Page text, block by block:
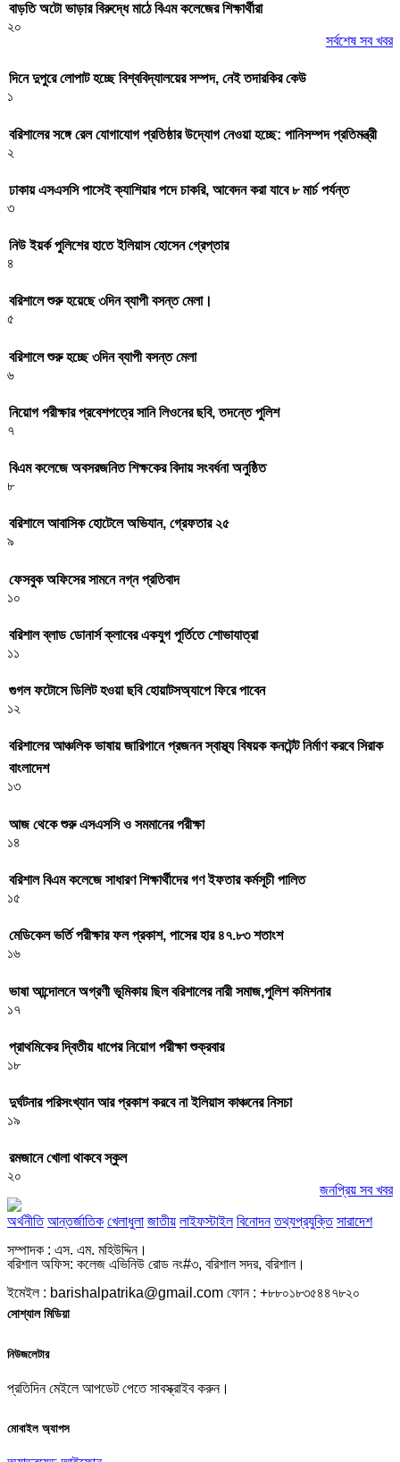
বাড়তি অটো ভাড়ার বিরুদ্ধে মাঠে বিএম কলেজের শিক্ষার্থীরা
২০
সর্বশেষ সব খবর
দিনে দুপুরে লোপাট হচ্ছে বিশ্ববিদ্যালয়ের সম্পদ, নেই তদারকির কেউ
১
বরিশালের সঙ্গে রেল যোগাযোগ প্রতিষ্ঠার উদ্যোগ নেওয়া হচ্ছে: পানিসম্পদ প্রতিমন্ত্রী
২
ঢাকায় এসএসসি পাসেই ক্যাশিয়ার পদে চাকরি, আবেদন করা যাবে ৮ মার্চ পর্যন্ত
৩
নিউ ইয়র্ক পুলিশের হাতে ইলিয়াস হোসেন গ্রেপ্তার
৪
বরিশালে শুরু হয়েছে ৩দিন ব্যাপী বসন্ত মেলা।
৫
বরিশালে শুরু হচ্ছে ৩দিন ব্যাপী বসন্ত মেলা
৬
নিয়োগ পরীক্ষার প্রবেশপত্রে সানি লিওনের ছবি, তদন্তে পুলিশ
৭
বিএম কলেজে অবসরজনিত শিক্ষকের বিদায় সংবর্ধনা অনুষ্ঠিত
৮
বরিশালে আবাসিক হোটেলে অভিযান, গ্রেফতার ২৫
৯
ফেসবুক অফিসের সামনে নগ্ন প্রতিবাদ
১০
বরিশাল ব্লাড ডোনার্স ক্লাবের একযুগ পূর্তিতে শোভাযাত্রা
১১
গুগল ফটোসে ডিলিট হওয়া ছবি হোয়াটসঅ্যাপে ফিরে পাবেন
১২
বরিশালের আঞ্চলিক ভাষায় জারিগানে প্রজনন স্বাস্থ্য বিষয়ক কনটেন্ট নির্মাণ করবে সিরাক
বাংলাদেশ
১৩
আজ থেকে শুরু এসএসসি ও সমমানের পরীক্ষা
১৪
বরিশাল বিএম কলেজে সাধারণ শিক্ষার্থীদের গণ ইফতার কর্মসূচী পালিত
১৫
মেডিকেল ভর্তি পরীক্ষার ফল প্রকাশ, পাসের হার ৪৭.৮৩ শতাংশ
১৬
ভাষা আন্দোলনে অগ্রণী ভূমিকায় ছিল বরিশালের নারী সমাজ,পুলিশ কমিশনার
১৭
প্রাথমিকের দ্বিতীয় ধাপের নিয়োগ পরীক্ষা শুক্রবার
১৮
দুর্ঘটনার পরিসংখ্যান আর প্রকাশ করবে না ইলিয়াস কাঞ্চনের নিসচা
১৯
রমজানে খোলা থাকবে স্কুল
২০
জনপ্রিয় সব খবর
অর্থনীতি আন্তর্জাতিক খেলাধুলা জাতীয় লাইফস্টাইল বিনোদন তথ্যপ্রযুক্তি সারাদেশ
সম্পাদক : এস. এম. মহিউদ্দিন।
বরিশাল অফিস: কলেজ এভিনিউ রোড নং#৩, বরিশাল সদর, বরিশাল।
ইমেইল : barishalpatrika@gmail.com ফোন : +৮৮০১৮৩৫৪৪৭৮২০
সোশ্যাল মিডিয়া
নিউজলেটার
প্রতিদিন মেইলে আপডেট পেতে সাবস্ক্রাইব করুন।
মোবাইল অ্যাপস